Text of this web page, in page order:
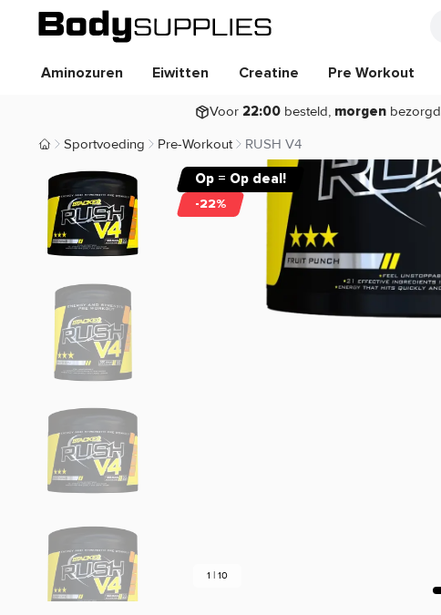
Aminozuren Eiwitten Creatine Pre Workout
Voor 22:00besteld, morgenbezorgd
Body Supplies | Sportvoeding en Supplementen
Sportvoeding Pre-Workout RUSH V4
Op = Op deal!
-22%
1 | 10